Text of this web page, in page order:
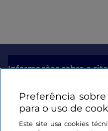
Informações sobre o site
Ligações úteis
Iniciar sessão
Preferência
para o uso de
Este site usa cookies